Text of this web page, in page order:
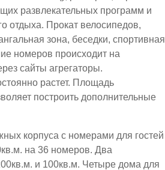
развлекательных программ и
отдыха. Прокат велосипедов,
зона, беседки, спортивная
номеров происходит на
сайты агрегаторы.
растет. Площадь
построить дополнительные
корпуса с номерами для гостей
на 36 номеров. Два
и 100кв.м. Четыре дома для